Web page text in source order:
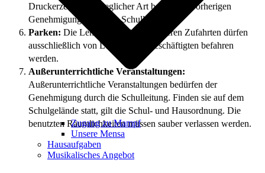
Zugang zu Mampf
Unsere Mensa
Hausaufgaben
Musikalisches Angebot
Druckerzeugnissen jeglicher Art bedarf der vorherigen
Genehmigung durch die Schulleitung.
Parken: Die Lehrerparkplätze und deren Zufahrten dürfen
ausschließlich von Lehrern und Beschäftigten befahren
werden.
Außerunterrichtliche Veranstaltungen:
Außerunterrichtliche Veranstaltungen bedürfen der
Genehmigung durch die Schulleitung. Finden sie auf dem
Schulgelände statt, gilt die Schul- und Hausordnung. Die
benutzten Räumlichkeiten müssen sauber verlassen werden.
Technische Geräte müssen ausgeschaltet werden.